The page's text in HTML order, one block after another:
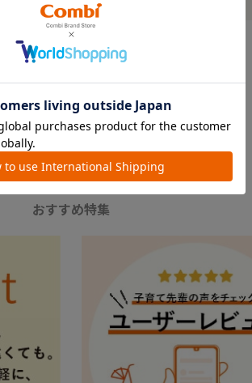
FEATURE
おすすめ特集